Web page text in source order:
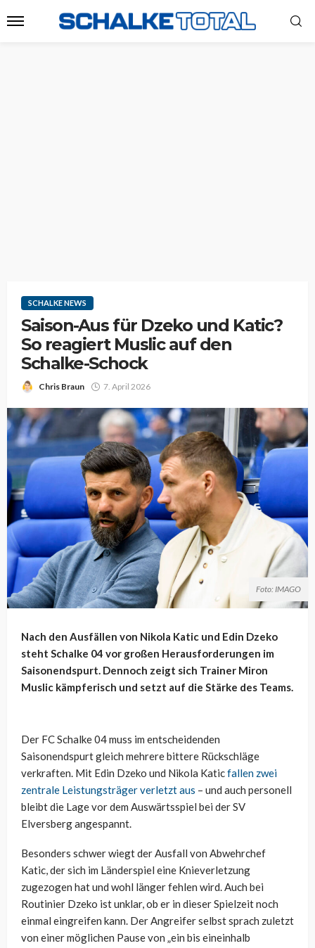
SCHALKE NEWS
Saison-Aus für Dzeko und Katic?
So reagiert Muslic auf den
Schalke-Schock
Chris Braun 7. April 2026
Foto: IMAGO
Nach den Ausfällen von Nikola Katic und Edin Dzeko
steht Schalke 04 vor großen Herausforderungen im
Saisonendspurt. Dennoch zeigt sich Trainer Miron
Muslic kämpferisch und setzt auf die Stärke des Teams.
Der FC Schalke 04 muss im entscheidenden
Saisonendspurt gleich mehrere bittere Rückschläge
verkraften. Mit Edin Dzeko und Nikola Katicfallen zwei
zentrale Leistungsträger verletzt aus – und auch personell
bleibt die Lage vor dem Auswärtsspiel bei der SV
Elversberg angespannt.
Besonders schwer wiegt der Ausfall von Abwehrchef
Katic, der sich im Länderspiel eine Knieverletzung
zugezogen hat und wohl länger fehlen wird. Auch bei
Routinier Dzeko ist unklar, ob er in dieser Spielzeit noch
einmal eingreifen kann. Der Angreifer selbst sprach zuletzt
von einer möglichen Pause von „ein bis eineinhalb